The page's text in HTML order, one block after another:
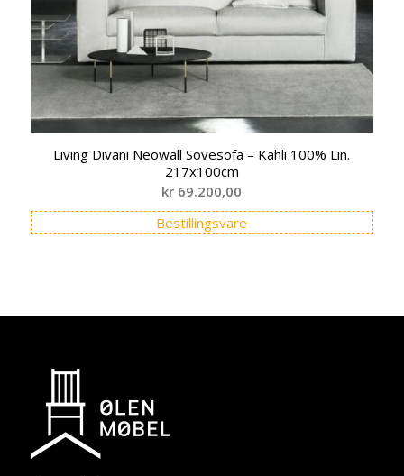
Living Divani Neowall Sovesofa – Kahli 100% Lin.
217x100cm
kr 69.200,00
Bestillingsvare